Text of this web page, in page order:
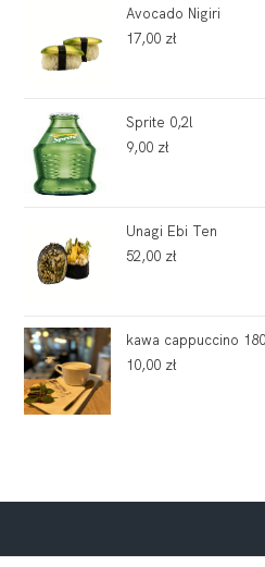
Avocado Nigiri
17,00 zł
Sprite 0,2l
9,00 zł
Unagi Ebi Ten
52,00 zł
kawa cappuccino
10,00 zł